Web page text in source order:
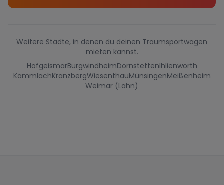
Weitere Städte, in denen du deinen Traumsportwagen
mieten kannst.
HofgeismarBurgwindheimDornstettenIhlienworth
KammlachKranzbergWiesenthauMünsingenMeißenheim
Weimar (Lahn)